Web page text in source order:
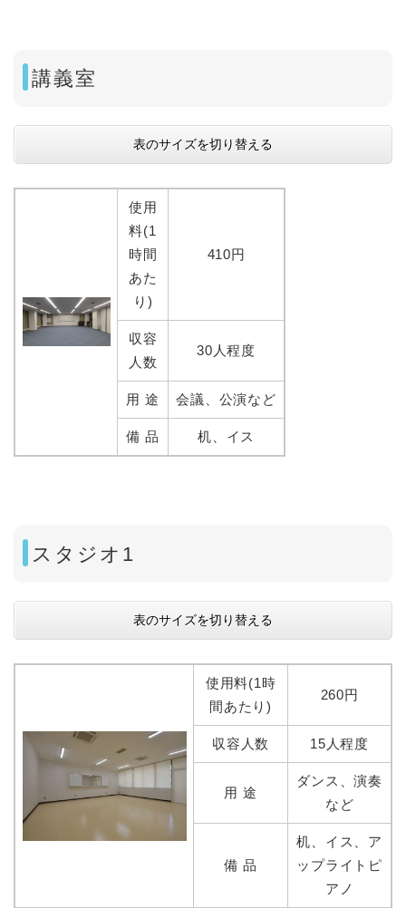
講義室
表のサイズを切り替える
使用
料(1
時間
あた
り)
410円
収容
人数
30人程度
用 途 会議、公演など
備 品 机、イス
スタジオ1
表のサイズを切り替える
使用料(1時
間あたり)
260円
収容人数 15人程度
用 途
ダンス、演奏
など
備 品
机、イス、ア
ップライトピ
アノ